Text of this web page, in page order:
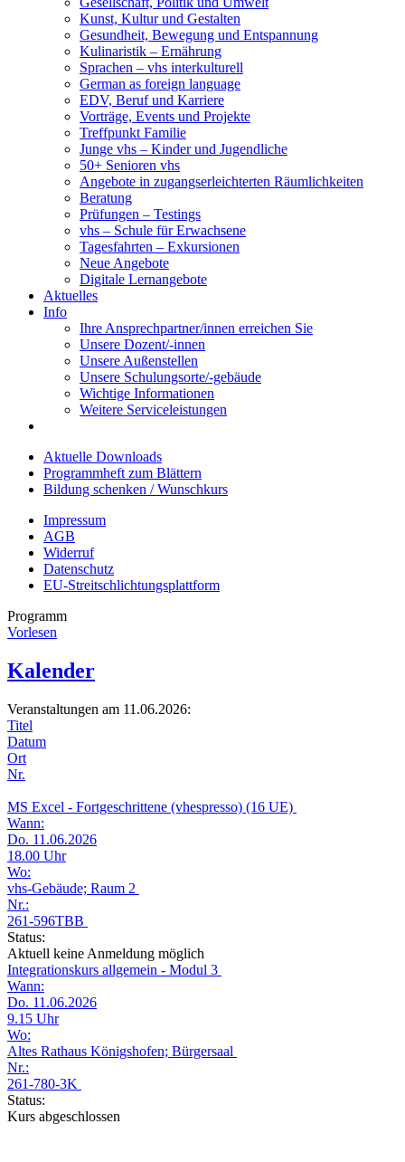
Kunst, Kultur und Gestalten
Gesundheit, Bewegung und Entspannung
Kulinaristik – Ernährung
Sprachen – vhs interkulturell
German as foreign language
EDV, Beruf und Karriere
Vorträge, Events und Projekte
Treffpunkt Familie
Junge vhs – Kinder und Jugendliche
50+ Senioren vhs
Angebote in zugangserleichterten Räumlichkeiten
Beratung
Prüfungen – Testings
vhs – Schule für Erwachsene
Tagesfahrten – Exkursionen
Neue Angebote
Digitale Lernangebote
Aktuelles
Info
Ihre Ansprechpartner/innen erreichen Sie
Unsere Dozent/-innen
Unsere Außenstellen
Unsere Schulungsorte/-gebäude
Wichtige Informationen
Weitere Serviceleistungen
Aktuelle Downloads
Programmheft zum Blättern
Bildung schenken / Wunschkurs
Impressum
AGB
Widerruf
Datenschutz
EU-Streitschlichtungsplattform
Programm
Vorlesen
Kalender
Veranstaltungen am 11.06.2026:
Titel
Datum
Ort
Nr.
MS Excel - Fortgeschrittene (vhespresso) (16 UE)
Wann:
Do. 11.06.2026
18.00 Uhr
Wo:
vhs-Gebäude; Raum 2
Nr.:
261-596TBB
Status:
Aktuell keine Anmeldung möglich
Integrationskurs allgemein - Modul 3
Wann:
Do. 11.06.2026
9.15 Uhr
Wo:
Altes Rathaus Königshofen; Bürgersaal
Nr.:
261-780-3K
Status:
Kurs abgeschlossen